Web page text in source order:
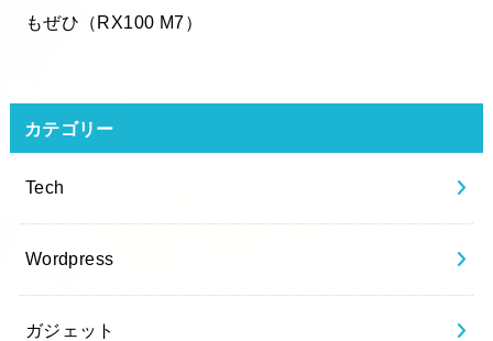
もぜひ（RX100 M7）
カテゴリー
Tech
Wordpress
ガジェット